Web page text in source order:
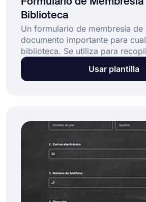
Formulario de Membresía
Biblioteca
Un formulario de membresía
documento importante para
biblioteca. Se utiliza para
sobre la persona que se registra
una tarjeta de biblioteca,
puede hacer y lo ayudará a
en línea más rápido.
Usar plantilla